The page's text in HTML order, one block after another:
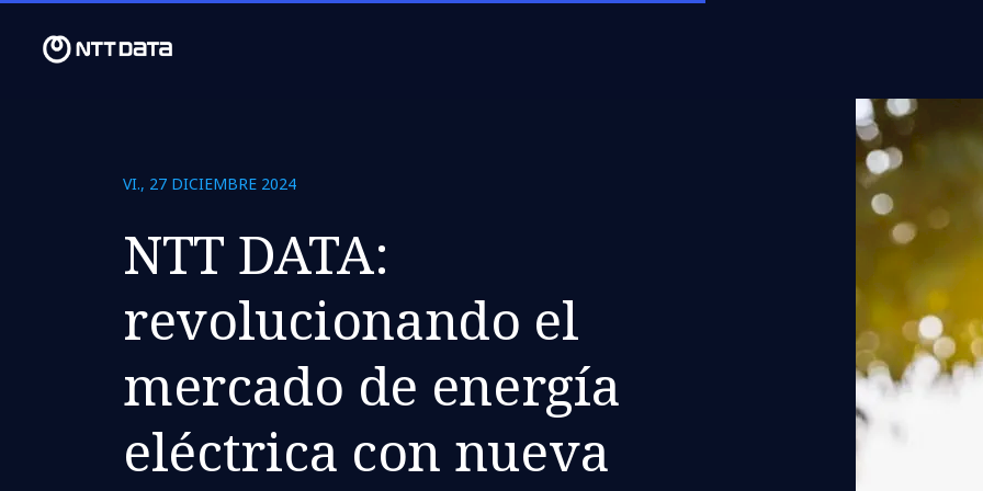
VI., 27 DICIEMBRE 2024
NTT DATA:
revolucionando el
mercado de energía
eléctrica con nueva